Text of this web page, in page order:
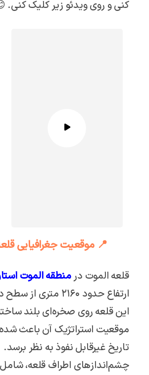
کنی و روی ویدئو زیر کلیک کنی.
📍 موقعیت جغرافیایی
قلعه الموت درمنطقه الموت
ارتفاع حدود ۲۱۶۰ متری
این قلعه روی صخره‌ای بلند
موقعیت استراتژیک آن باعث
تاریخ غیرقابل نفوذ به نظر برسد.
چشم‌اندازهای اطراف قلعه،